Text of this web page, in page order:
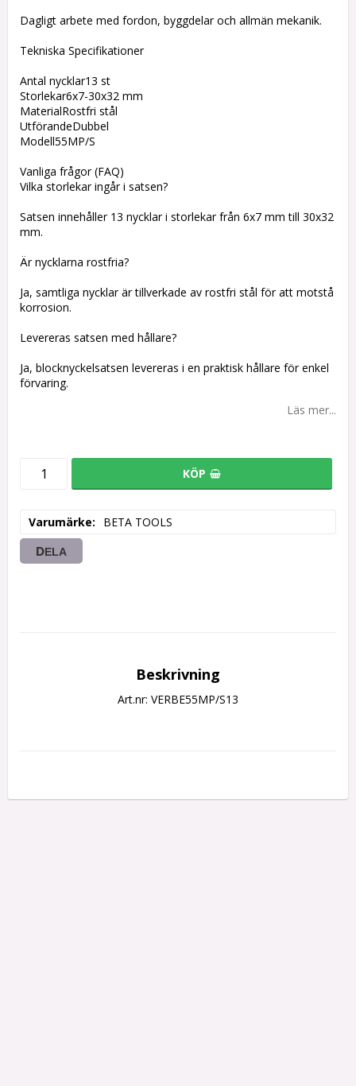
Dagligt arbete med fordon, byggdelar och allmän mekanik.
Tekniska Specifikationer
Antal nycklar13 st
Storlekar6x7-30x32 mm
MaterialRostfri stål
UtförandeDubbel
Modell55MP/S
Vanliga frågor (FAQ)
Vilka storlekar ingår i satsen?
Satsen innehåller 13 nycklar i storlekar från 6x7 mm till 30x32
mm.
Är nycklarna rostfria?
Ja, samtliga nycklar är tillverkade av rostfri stål för att motstå
korrosion.
Levereras satsen med hållare?
Ja, blocknyckelsatsen levereras i en praktisk hållare för enkel
förvaring.
Läs mer...
KÖP
Varumärke BETA TOOLS
DELA
Beskrivning
Art.nr: VERBE55MP/S13